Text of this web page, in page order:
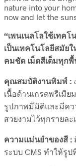
nature into your
now and let the
“เพนเนลโลใช้เทค
เป็นเทคโนโลยีสมัย
คมชัด เม็ดสีเต็มทุก
คุณสมบัติงานพิมพ์ :
เนื้อด้านเกรดพรีเมี
รูปภาพมีมิติและมีค
สวยงามไว้ทุกรายละ
ความแม่นยำของสี :
ระบบ CMS ทำให้รู